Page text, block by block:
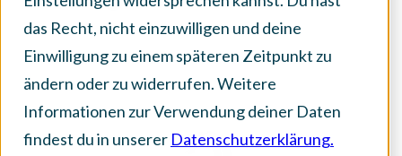
das Recht, nicht einzuwilligen und deine
Einwilligung zu einem späteren Zeitpunkt zu
ändern oder zu widerrufen. Weitere
Informationen zur Verwendung deiner Daten
findest du in unserer Datenschutzerklärung.
Veröffentlicht am: 17. Oktober 2023